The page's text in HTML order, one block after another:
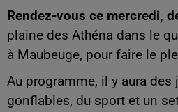
Rendez-vous ce mercredi,
plaine des Athéna dans le
à Maubeuge, pour faire le
Au programme, il y aura des
gonflables, du sport et un